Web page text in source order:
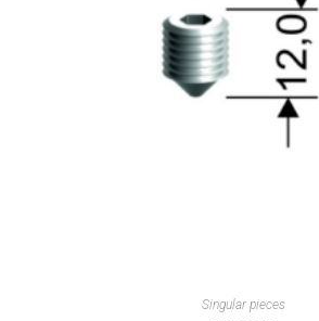
Singular pieces